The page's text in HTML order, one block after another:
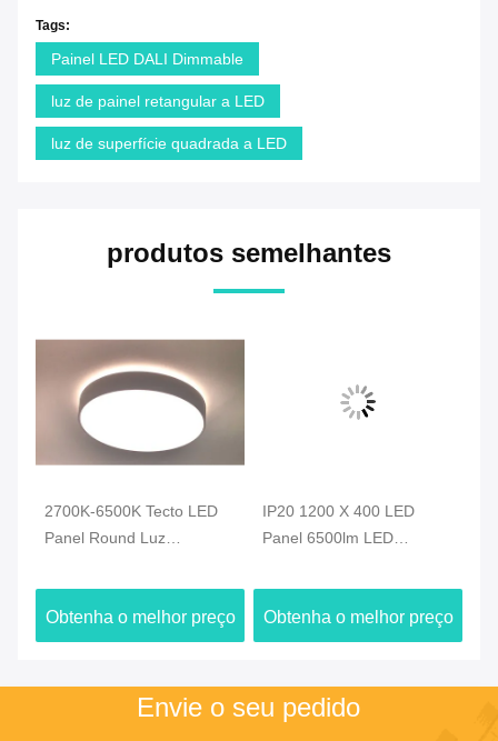
Tags:
Painel LED DALI Dimmable
luz de painel retangular a LED
luz de superfície quadrada a LED
produtos semelhantes
2700K-6500K Tecto LED
Panel Round Luz
Obtenha o melhor preço
IP20 1200 X 400 LED
Panel 6500lm LED
Obtenha o melhor preço
Envie o seu pedido